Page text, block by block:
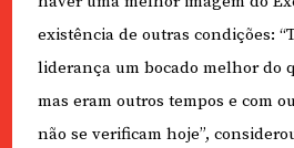
existência de outras condições:
liderança um bocado melhor do
mas eram outros tempos e com
não se verificam hoje”,